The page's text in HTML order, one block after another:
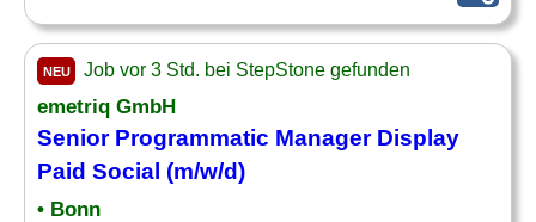
NEU Job vor 3 Std. bei StepStone gefunden
emetriq GmbH
Senior Programmatic Manager Display
Paid Social (m/w/d)
• Bonn